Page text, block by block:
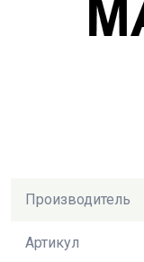
Производитель
Артикул